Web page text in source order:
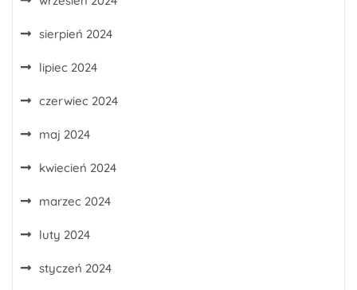
sierpień 2024
lipiec 2024
czerwiec 2024
maj 2024
kwiecień 2024
marzec 2024
luty 2024
styczeń 2024